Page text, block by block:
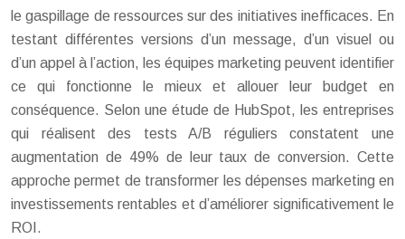
le gaspillage de ressources sur des initiatives inefficaces. En
testant différentes versions d’un message, d’un visuel ou
d’un appel à l’action, les équipes marketing peuvent identifier
ce qui fonctionne le mieux et allouer leur budget en
conséquence. Selon une étude de HubSpot, les entreprises
qui réalisent des tests A/B réguliers constatent une
augmentation de 49% de leur taux de conversion. Cette
approche permet de transformer les dépenses marketing en
investissements rentables et d’améliorer significativement le
ROI.